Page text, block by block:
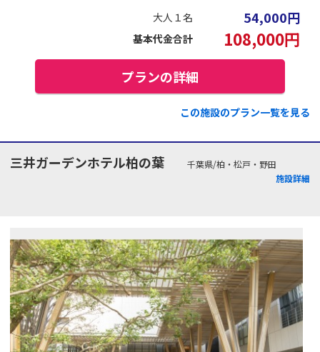
大人１名 54,000円
基本代金合計 108,000円
プランの詳細
この施設のプラン一覧を見る
三井ガーデンホテル柏の葉
千葉県/柏・松戸・野田
施設詳細